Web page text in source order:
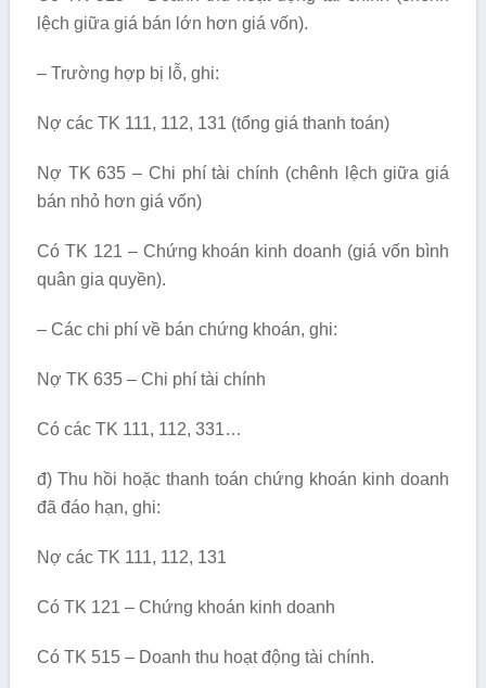
lệch giữa giá bán lớn hơn giá vốn).
– Trường hợp bị lỗ, ghi:
Nợ các TK 111, 112, 131 (tổng giá thanh toán)
Nợ TK 635 – Chi phí tài chính (chênh lệch giữa giá
bán nhỏ hơn giá vốn)
Có TK 121 – Chứng khoán kinh doanh (giá vốn bình
quân gia quyền).
– Các chi phí về bán chứng khoán, ghi:
Nợ TK 635 – Chi phí tài chính
Có các TK 111, 112, 331…
đ) Thu hồi hoặc thanh toán chứng khoán kinh doanh
đã đáo hạn, ghi:
Nợ các TK 111, 112, 131
Có TK 121 – Chứng khoán kinh doanh
Có TK 515 – Doanh thu hoạt động tài chính.